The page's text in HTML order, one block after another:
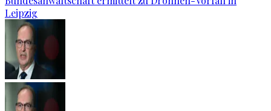
Leipzig